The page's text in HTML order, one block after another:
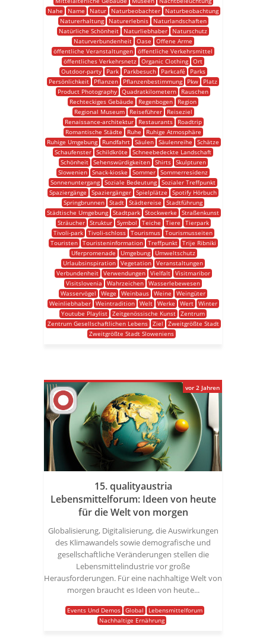
Nahe
Name Natur Naturbeobachter
Naturbeobachtung
Naturerhaltung
Naturerlebnis
Naturlandschaften
Natürliche Schönheit
Naturliebhaber
Naturschutz
Naturverbundenheit Oase
Offene Arme
öffentliche Veranstaltungen öffentliche Verkehrsmittel
öffentliches Verkehrsnetz Organic Clothing Ort
Outdoor-party
Park Parkbesuch Parkcafé
Parks
Persönlichkeit
Pflanzen Pflanzenbestimmung Pkw
Platz
Product Photography Quadratkilometern
Rauschen
Rechteckiges Gebäude
Regenbogen
Region
Regional Museum
Reiseführer
Reiseziel
Renaissance-architektur
Restaurants
Roadtrip
Romantische Städte
Ruhe
Ruhige Atmosphäre
Ruhige Umgebung
Rundfahrt Säulen Säulenreihe
Schätze
Schaufenster Schildkröte
Schneebedeckte Landschaft
Schönheit
Sehenswürdigkeiten Shirts
Skulpturen
Slowenien Snack-kioske Sommer Sommerresidenz
Sonnenuntergang Soziale Bedeutung Sozialer Treffpunkt
Spaziergänge
Spaziergänger Spielplätze
Spotify Hörbuch
Springbrunnen Stadt Städtereise
Stadtführung
Städtische Umgebung Stadtpark Stockwerke
Straßenkunst
Sträucher
Struktur Symbol Teiche Tiere
Tierpark
Tivoli-park Tivoli-schloss Tourismus Tourismusseiten
Touristen
Touristeninformation Treffpunkt
Trije Ribniki
Uferpromenade
Umgebung
Umweltschutz
Urlaubsinspiration Vegetation Veranstaltungen
Verbundenheit
Verwendungen Vielfalt
Visitmaribor
Visitslovenia
Wahrzeichen Wasserlebewesen
Wasservögel
Wege Weinbaus Weine
Weingüter
Weinliebhaber
Weintradition Welt Werke Wert
Winter
Youtube Playlist Zeitgenössische Kunst Zentrum
Zentrum Gesellschaftlichen Lebens
Ziel
Zweitgrößte Stadt
Zweitgrößte Stadt Sloweniens
15. qualityaustria
Lebensmittelforum: Ideen von heute
für die Welt von morgen
Globalisierung, Digitalisierung, die Auswirkungen
des Klimawandels sowie demografische und
gesellschaftliche Veränderungen stellen die
Lebensmittelindustrie vor große
Herausforderungen. Für eine nachhaltige Welt von
morgen braucht es Ideen von heute...
Events Und Demos Global
Lebensmittelforum
Nachhaltige Ernährung
vor 2 Jahren